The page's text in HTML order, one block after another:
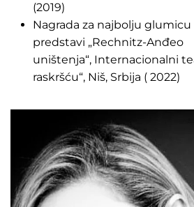
(2019)
Nagrada za najbolju
predstavi „Rechnitz-Anđeo
uništenja“, Internacionalni
raskršću“, Niš, Srbija ( 2022)